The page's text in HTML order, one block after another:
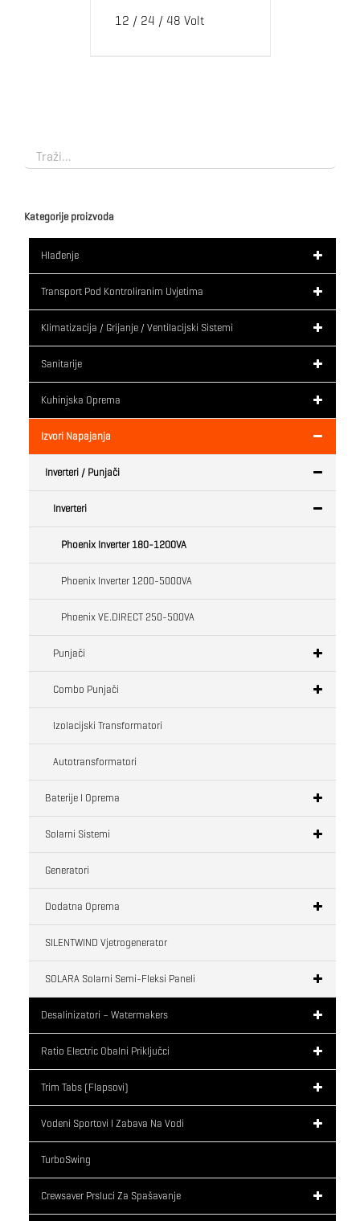
12 / 24 / 48 Volt
Kategorije proizvoda
Hlađenje
Transport Pod Kontroliranim Uvjetima
Klimatizacija / Grijanje / Ventilacijski Sistemi
Sanitarije
Kuhinjska Oprema
Izvori Napajanja
Inverteri / Punjači
Inverteri
Phoenix Inverter 180-1200VA
Phoenix Inverter 1200-5000VA
Phoenix VE.DIRECT 250-500VA
Punjači
Combo Punjači
Izolacijski Transformatori
Autotransformatori
Baterije I Oprema
Solarni Sistemi
Generatori
Dodatna Oprema
SILENTWIND Vjetrogenerator
SOLARA Solarni Semi-Fleksi Paneli
Desalinizatori – Watermakers
Ratio Electric Obalni Priključci
Trim Tabs (flapsovi)
Vodeni Sportovi I Zabava Na Vodi
TurboSwing
Crewsaver Prsluci Za Spašavanje